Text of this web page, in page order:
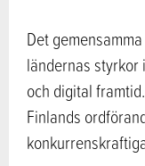
Det
ländernas
och digital
Finlands